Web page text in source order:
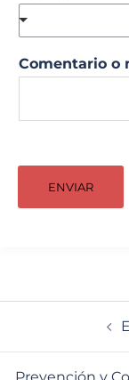
Comentario o
ENVIAR